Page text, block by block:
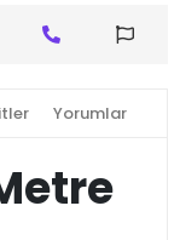
Yorumlar